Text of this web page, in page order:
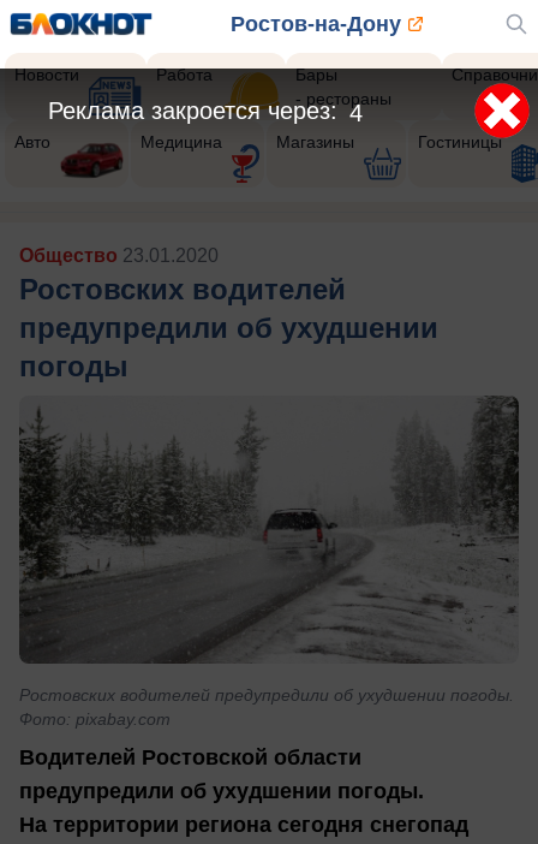
Ростов-на-Дону
Новости Работа
Бары
- рестораны
Авто Медицина Магазины Гостиницы
Общество 23.01.2020
Ростовских водителей
предупредили об ухудшении
погоды
Ростовских водителей предупредили об ухудшении погоды.
Фото: pixabay.com
Водителей Ростовской области
предупредили об ухудшении погоды.
На территории региона сегодня снегопад
2
Реклама закроется через: